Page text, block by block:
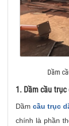
Dầm
1. Dầm cầu
Dầmcầu trục
chính là phần